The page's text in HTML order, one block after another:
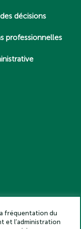
décisions
professionnelles
Tous droits réservés
fréquentation du
et l’administration